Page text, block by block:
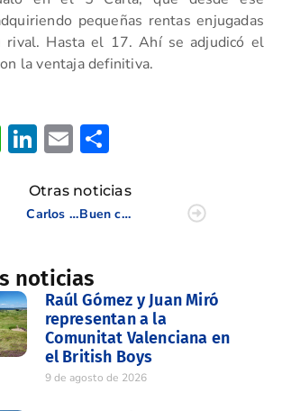
pequeñas rentas enjugadas
rival. Hasta el 17. Ahí se adjudicó el
la ventaja definitiva.
WhatsApp
LinkedIn
Email
Otras noticias
Carlos Abril y Josele Ballester mantienen el tipo en el Cto de Europa Amateur Masculino 2022
Buen comienzo de Amelia Alonso en el Cto de España Senior Femenino
noticias
Raúl Gómez y Juan Miró
representan a la
Comunitat Valenciana en
el British Boys
9 de agosto de 2026